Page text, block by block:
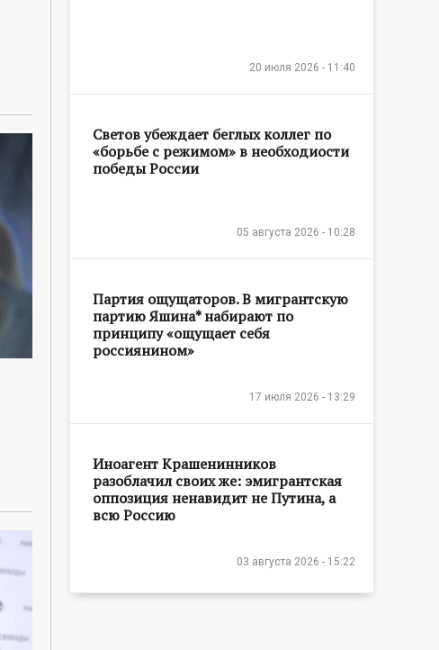
20 июля 2026 - 11:40
Светов убеждает беглых коллег по
«борьбе с режимом» в необходиости
победы России
05 августа 2026 - 10:28
Партия ощущаторов. В мигрантскую
партию Яшина* набирают по
принципу «ощущает себя
россиянином»
17 июля 2026 - 13:29
Иноагент Крашенинников
разоблачил своих же: эмигрантская
оппозиция ненавидит не Путина, а
всю Россию
03 августа 2026 - 15:22